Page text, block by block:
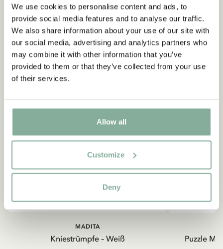
We use cookies to personalise content and ads, to
provide social media features and to analyse our traffic.
We also share information about your use of our site with
our social media, advertising and analytics partners who
may combine it with other information that you’ve
provided to them or that they’ve collected from your use
of their services.
Allow all
Customize
Deny
NEU
Kniestrümpfe – Weiß
MADITA
NEU
Puzzle